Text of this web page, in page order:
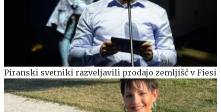
Piranski svetniki razveljavili prodajo zemljišč v Fiesi